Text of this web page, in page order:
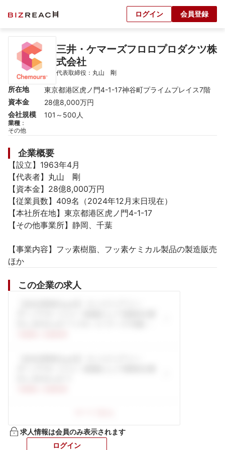
ログイン 会員登録
三井・ケマーズフロロプロダクツ株
式会社
代表取締役：丸山　剛
所在地
東京都港区虎ノ門4-1-17神谷町プライムプレイス7階
資本金
28億8,000万円
会社規模
101～500人
業種 ：
その他
企業概要
【設立】1963年4月
【代表者】丸山　剛
【資本金】28億8,000万円
【従業員数】409名（2024年12月末日現在）
【本社所在地】東京都港区虎ノ門4-1-17
【その他事業所】静岡、千葉
【事業内容】フッ素樹脂、フッ素ケミカル製品の製造販売
ほか
この企業の求人
求人情報は会員のみ表示されます
ログイン